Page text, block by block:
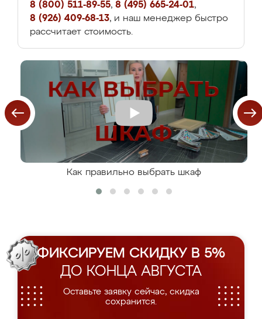
8 (800) 511-89-55, 8 (495) 665-24-01,
8 (926) 409-68-13, и наш менеджер быстро
рассчитает стоимость.
Как правильно выбрать шкаф
ФИКСИРУЕМ СКИДКУ В 5%
ДО КОНЦА АВГУСТА
Оставьте заявку сейчас, скидка
сохранится.